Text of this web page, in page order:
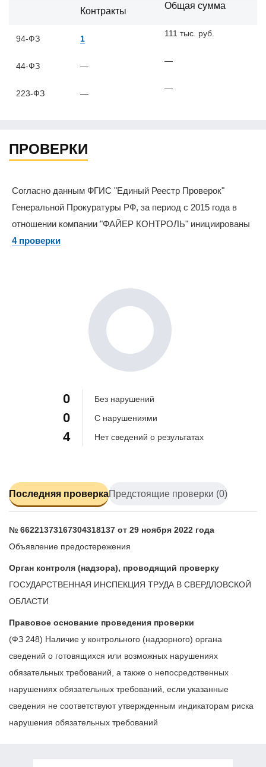
Контракты
Общая сумма
94-ФЗ 1
111 тыс. руб.
44-ФЗ —
—
223-ФЗ —
—
ПРОВЕРКИ
Согласно данным ФГИС "Единый Реестр Проверок"
Генеральной Прокуратуры РФ, за период с 2015 года в
отношении компании "ФАЙЕР КОНТРОЛЬ" инициированы
4 проверки
0
0
4
Без нарушений
С нарушениями
Нет сведений о результатах
Последняя проверкаПредстоящие проверки (0)
№ 66221373167304318137 от 29 ноября 2022 года
Объявление предостережения
Орган контроля (надзора), проводящий проверку
ГОСУДАРСТВЕННАЯ ИНСПЕКЦИЯ ТРУДА В СВЕРДЛОВСКОЙ
ОБЛАСТИ
Правовое основание проведения проверки
(ФЗ 248) Наличие у контрольного (надзорного) органа
сведений о готовящихся или возможных нарушениях
обязательных требований, а также о непосредственных
нарушениях обязательных требований, если указанные
сведения не соответствуют утвержденным индикаторам риска
нарушения обязательных требований